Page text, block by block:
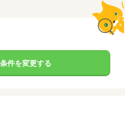
条件を変更する